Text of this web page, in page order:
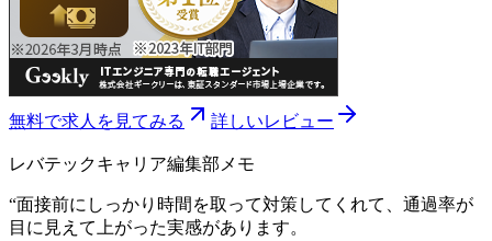
無料で求人を見てみる 詳しいレビュー
レバテックキャリア編集部メモ
“面接前にしっかり時間を取って対策してくれて、通過率が
目に見えて上がった実感があります。